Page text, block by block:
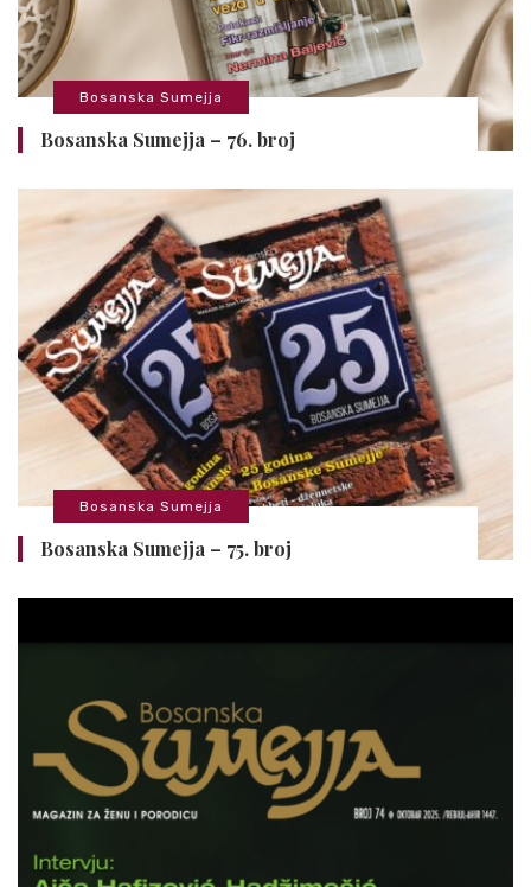
Bosanska Sumejja
Bosanska Sumejja – 76. broj
Bosanska Sumejja
Bosanska Sumejja – 75. broj